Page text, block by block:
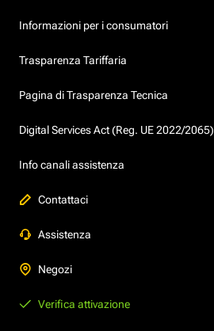
Informazioni per i consumatori
Trasparenza Tariffaria
Pagina di Trasparenza Tecnica
Digital Services Act (Reg. UE 2022/2065)
Info canali assistenza
Contattaci
Assistenza
Negozi
Verifica attivazione